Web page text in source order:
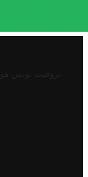
تروفيت تونس